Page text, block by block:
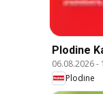
Plodine
06.08.2026-
Plodine